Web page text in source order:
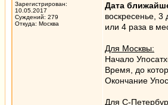
Зарегистрирован:
10.05.2017
Суждений: 279
Откуда: Москва
Дата
воскресенье,
или 4 раза в
Для Москвы:
Начало
Время, до
Окончание
Для С-